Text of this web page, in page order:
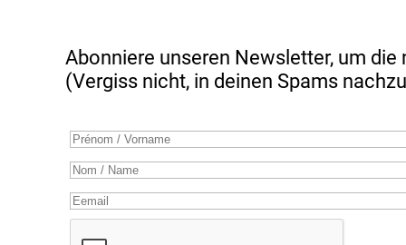
Abonniere unseren Newsletter, um
(Vergiss nicht, in deinen Spams